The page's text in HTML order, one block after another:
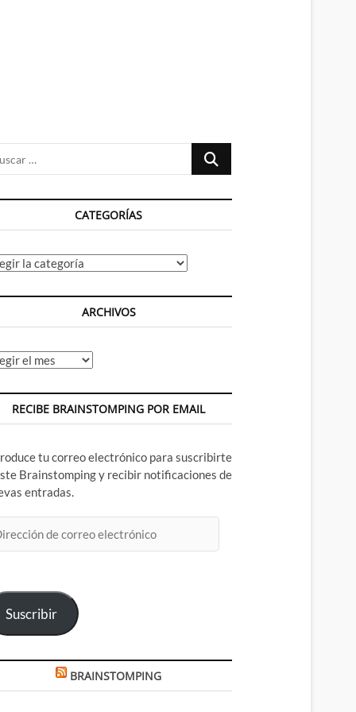
Buscar
CATEGORÍAS
ARCHIVOS
RECIBE BRAINSTOMPING POR EMAIL
tu correo electrónico para suscribirte
Brainstomping y recibir notificaciones de
entradas.
Suscribir
BRAINSTOMPING